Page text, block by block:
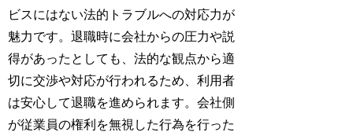
ビスにはない法的トラブルへの対応力が
魅力です。退職時に会社からの圧力や説
得があったとしても、法的な観点から適
切に交渉や対応が行われるため、利用者
は安心して退職を進められます。会社側
が従業員の権利を無視した行為を行った